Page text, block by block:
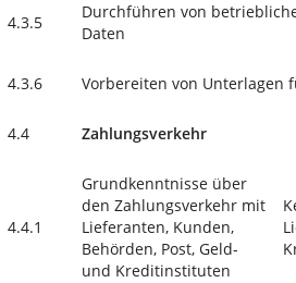
4.3.5
Durchführen von
Daten
4.3.6 Vorbereiten von Unterlagen
4.4 Zahlungsverkehr
4.4.1
Grundkenntnisse über
den Zahlungsverkehr mit
Lieferanten, Kunden,
Behörden, Post, Geld-
und Kreditinstituten